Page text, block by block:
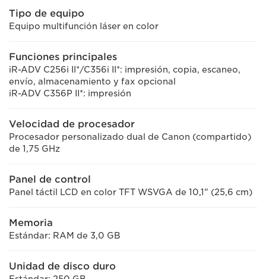
Tipo de equipo
Equipo multifunción láser en color
Funciones principales
iR-ADV C256i II*/C356i II*: impresión, copia, escaneo,
envío, almacenamiento y fax opcional
iR-ADV C356P II*: impresión
Velocidad de procesador
Procesador personalizado dual de Canon (compartido)
de 1,75 GHz
Panel de control
Panel táctil LCD en color TFT WSVGA de 10,1" (25,6 cm)
Memoria
Estándar: RAM de 3,0 GB
Unidad de disco duro